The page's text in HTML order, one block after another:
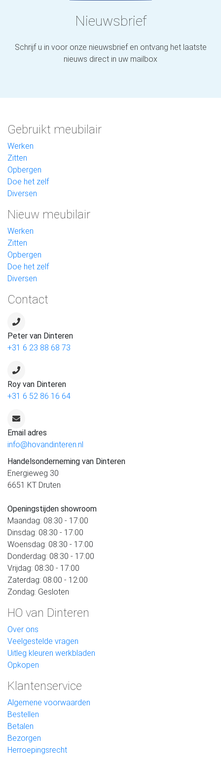
Nieuwsbrief
Schrijf u in voor onze nieuwsbrief en ontvang het laatste
nieuws direct in uw mailbox
Gebruikt meubilair
Werken
Zitten
Opbergen
Doe het zelf
Diversen
Nieuw meubilair
Werken
Zitten
Opbergen
Doe het zelf
Diversen
Contact
Peter van Dinteren
+31 6 23 88 68 73
Roy van Dinteren
+31 6 52 86 16 64
Email adres
info@hovandinteren.nl
Handelsonderneming van Dinteren
Energieweg 30
6651 KT Druten
Openingstijden showroom
Maandag: 08:30 - 17:00
Dinsdag: 08:30 - 17:00
Woensdag: 08:30 - 17:00
Donderdag: 08:30 - 17:00
Vrijdag: 08:30 - 17:00
Zaterdag: 08:00 - 12:00
Zondag: Gesloten
HO van Dinteren
Over ons
Veelgestelde vragen
Uitleg kleuren werkbladen
Opkopen
Klantenservice
Algemene voorwaarden
Bestellen
Betalen
Bezorgen
Herroepingsrecht